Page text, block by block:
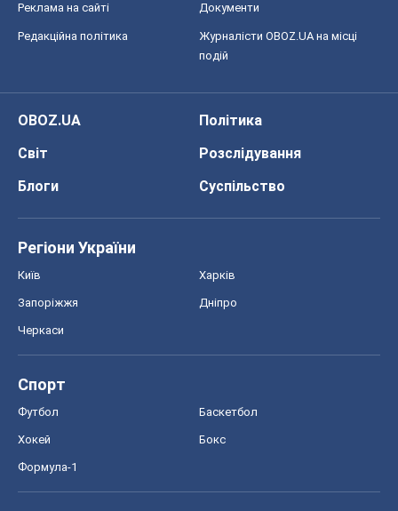
Реклама на сайті Документи
Редакційна політика
Журналісти OBOZ.UA на місці
подій
OBOZ.UA
Політика
Світ
Розслідування
Блоги
Суспільство
Регіони України
Київ Харків
Запоріжжя Дніпро
Черкаси
Спорт
Футбол Баскетбол
Хокей Бокс
Формула-1